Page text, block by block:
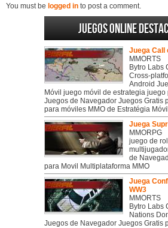
You must be logged in to post a comment.
Juegos online
Juega Call
MMORTS
Bytro Labs
Cross-
Android
Móvil juego móvil de estrategia juego
Juegos de Navegador Juegos Gratis
para móviles MMO de Estratégia
Juega
MMORPG
juego de
de
para Movil Multiplataforma MMO
Juega
WW3
MMORTS
Bytro Labs
Nations
Juegos de Navegador Juegos Gratis